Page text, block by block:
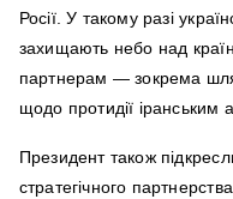
Росії. У такому разі
захищають небо над
партнерам — зокрема
щодо протидії іранським
Президент також
стратегічного